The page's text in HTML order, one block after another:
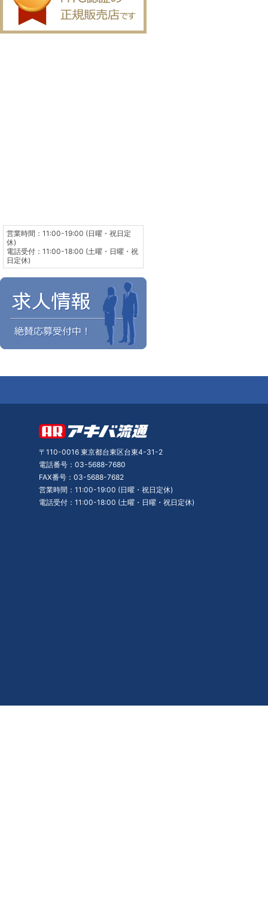
営業時間：11:00-19:00 (日曜・祝日定
休)
電話受付：11:00-18:00 (土曜・日曜・祝
日定休)
〒110-0016 東京都台東区台東4-31-2
電話番号：03-5688-7680
FAX番号：03-5688-7682
営業時間：11:00-19:00 (日曜・祝日定休)
電話受付：11:00-18:00 (土曜・日曜・祝日定休)